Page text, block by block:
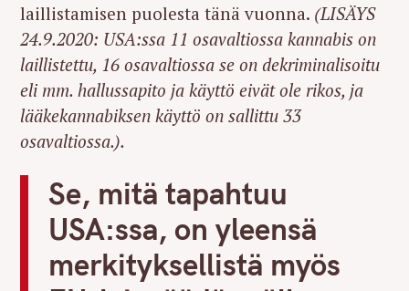
laillistamisen puolesta tänä vuonna. (LISÄYS
24.9.2020: USA:ssa 11 osavaltiossa kannabis on
laillistettu, 16 osavaltiossa se on dekriminalisoitu
eli mm. hallussapito ja käyttö eivät ole rikos, ja
lääkekannabiksen käyttö on sallittu 33
osavaltiossa.).
Se, mitä tapahtuu
USA:ssa, on yleensä
merkityksellistä myös